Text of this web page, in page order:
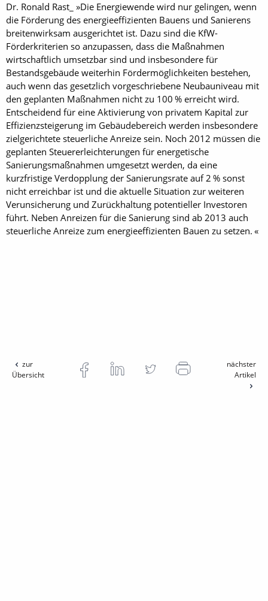
Dr. Ronald Rast_ »Die Energiewende wird nur gelingen, wenn
die Förderung des energieeffizienten Bauens und Sanierens
breitenwirksam ausgerichtet ist. Dazu sind die KfW-
Förderkriterien so anzupassen, dass die Maßnahmen
wirtschaftlich umsetzbar sind und insbesondere für
Bestandsgebäude weiterhin Fördermöglichkeiten bestehen,
auch wenn das gesetzlich vorgeschriebene Neubauniveau mit
den geplanten Maßnahmen nicht zu 100 % erreicht wird.
Entscheidend für eine Aktivierung von privatem Kapital zur
Effizienzsteigerung im Gebäudebereich werden insbesondere
zielgerichtete steuerliche Anreize sein. Noch 2012 müssen die
geplanten Steuererleichterungen für energetische
Sanierungsmaßnahmen umgesetzt werden, da eine
kurzfristige Verdopplung der Sanierungsrate auf 2 % sonst
nicht erreichbar ist und die aktuelle Situation zur weiteren
Verunsicherung und Zurückhaltung potentieller Investoren
führt. Neben Anreizen für die Sanierung sind ab 2013 auch
steuerliche Anreize zum energieeffizienten Bauen zu setzen. «
zur
Übersicht
nächster
Artikel